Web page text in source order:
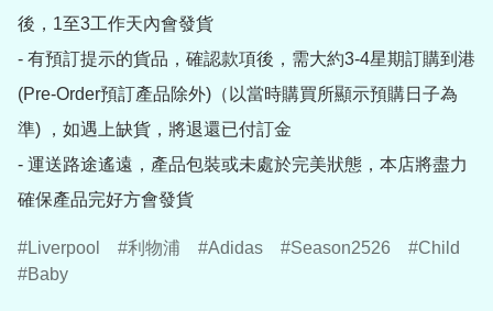
後，1至3工作天內會發貨
- 有預訂提示的貨品，確認款項後，需大約3-4星期訂購到港
(Pre-Order預訂產品除外)（以當時購買所顯示預購日子為
準) ，如遇上缺貨，將退還已付訂金
- 運送路途遙遠，產品包裝或未處於完美狀態，本店將盡力
確保產品完好方會發貨
Liverpool 利物浦 Adidas Season2526
Child
Baby